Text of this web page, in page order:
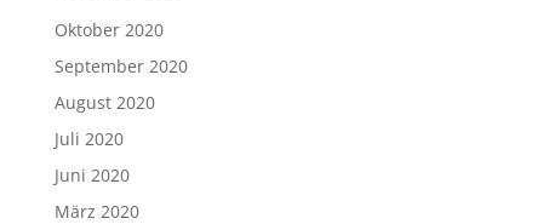
Oktober 2020
September 2020
August 2020
Juli 2020
Juni 2020
März 2020